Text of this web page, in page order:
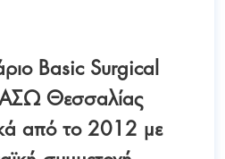
Basic Surgical
Θεσσαλίας
από το 2012 με